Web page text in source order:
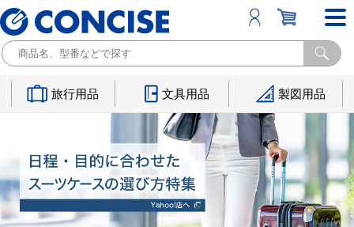
旅行用品 文具用品 製図用品